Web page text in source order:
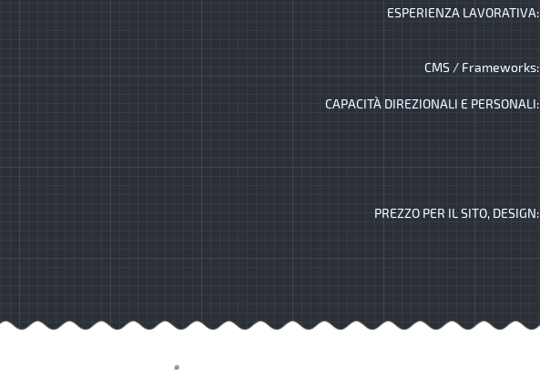
ESPERIENZA LAVORATIVA:
CMS / Frameworks:
CAPACITÀ DIREZIONALI E PERSONALI:
PREZZO PER IL SITO, DESIGN: